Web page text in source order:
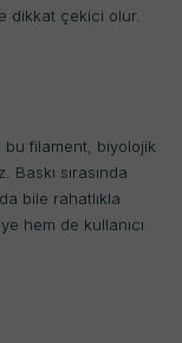
dikkat çekici olur.
filament, biyolojik
sırasında
bile rahatlıkla
hem de kullanıcı